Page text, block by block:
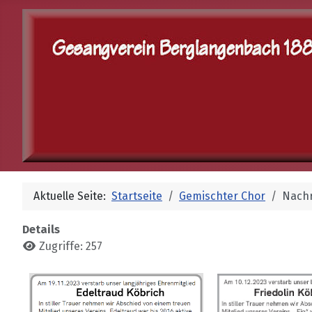
Aktuelle Seite: Startseite Gemischter Chor
Details
Zugriffe: 257